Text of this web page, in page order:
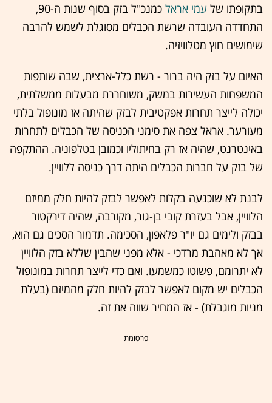
בתקופתו של עמי אראל
כמנכ"ל בזק בסוף שנות ה-90,
התחדדה העובדה שרשת הכבלים מסוגלת לשמש להרבה
שימושים חוץ מטלוויזיה.
האיום על בזק היה ברור - רשת כלל-ארצית, שבה שותפות
המשפחות העשירות במשק, משוחררת מבעלות ממשלתית,
יכולה לייצר תחרות אפקטיבית לבזק שהיתה אז מונופול בלתי
מעורער. אראל צפה את סימני הכניסה של הכבלים לתחרות
באינטרנט, שהיה אז רק בחיתוליו וכמובן בטלפוניה. ההתקפה
של בזק על חברות הכבלים היתה דרך כניסה ללוויין.
לבנת לא שוכנעה בקלות לאפשר לבזק להיות חלק ממיזם
הלוויין, אבל בעזרת קובי בן-גור, מקורבה, שהיה דירקטור
בבזק ולימים גם יו"ר פלאפון, הסכימה. תדמור הסכים גם הוא,
אך לא מאהבת מרדכי - אלא מפני שהבין שללא בזק הלוויין
לא יתרומם, פשוטו כמשמעו. ואם כדי לייצר תחרות במונופול
הכבלים יש מקום לאפשר לבזק להיות חלק מהמיזם (בעלת
מניות מוגבלת) - אז המחיר שווה את זה.
- פרסומת -